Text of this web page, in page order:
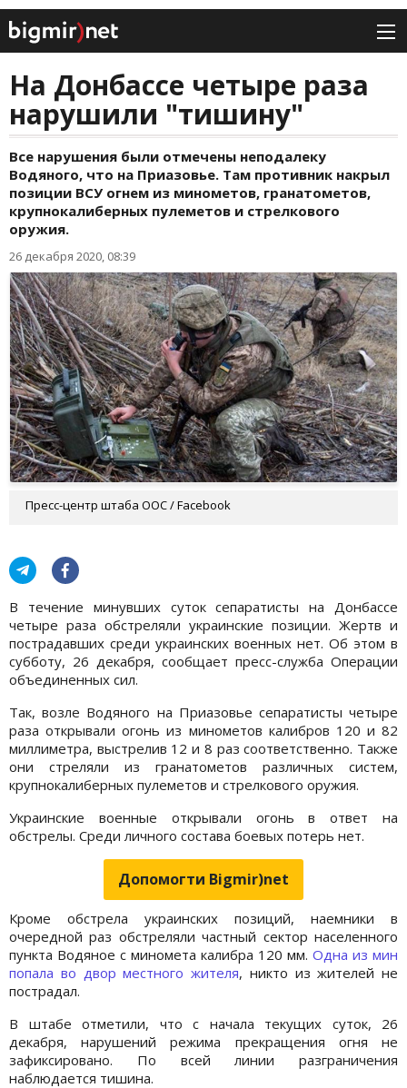
На Донбассе четыре раза
нарушили "тишину"
Все нарушения были отмечены неподалеку
Водяного, что на Приазовье. Там противник накрыл
позиции ВСУ огнем из минометов, гранатометов,
крупнокалиберных пулеметов и стрелкового
оружия.
26 декабря 2020, 08:39
Пресс-центр штаба ООС / Facebook
В течение минувших суток сепаратисты на Донбассе
четыре раза обстреляли украинские позиции. Жертв и
пострадавших среди украинских военных нет. Об этом в
субботу, 26 декабря, сообщает пресс-служба Операции
объединенных сил.
Так, возле Водяного на Приазовье сепаратисты четыре
раза открывали огонь из минометов калибров 120 и 82
миллиметра, выстрелив 12 и 8 раз соответственно. Также
они стреляли из гранатометов различных систем,
крупнокалиберных пулеметов и стрелкового оружия.
Украинские военные открывали огонь в ответ на
обстрелы. Среди личного состава боевых потерь нет.
Допомогти Bigmir)net
Кроме обстрела украинских позиций, наемники в
очередной раз обстреляли частный сектор населенного
пункта Водяное с миномета калибра 120 мм. Одна из мин
попала во двор местного жителя, никто из жителей не
пострадал.
В штабе отметили, что с начала текущих суток, 26
декабря, нарушений режима прекращения огня не
зафиксировано. По всей линии разграничения
наблюдается тишина.